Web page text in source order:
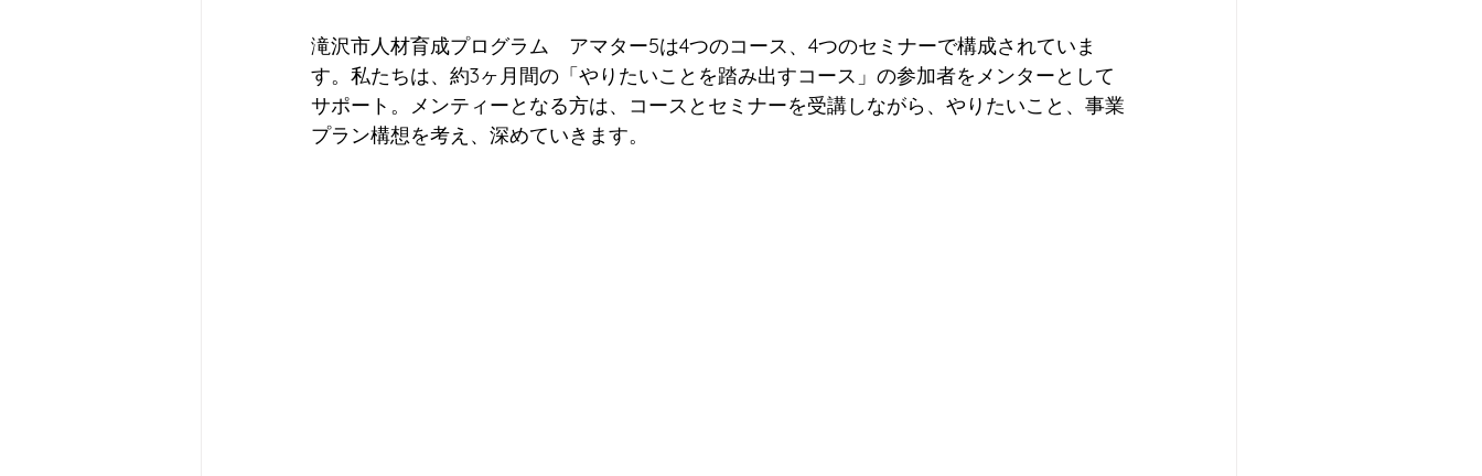
滝沢市人材育成プログラム　アマター5は4つのコース、4つのセミナーで構成されていま
す。私たちは、約3ヶ月間の「やりたいことを踏み出すコース」の参加者をメンターとして
サポート。メンティーとなる方は、コースとセミナーを受講しながら、やりたいこと、事業
プラン構想を考え、深めていきます。